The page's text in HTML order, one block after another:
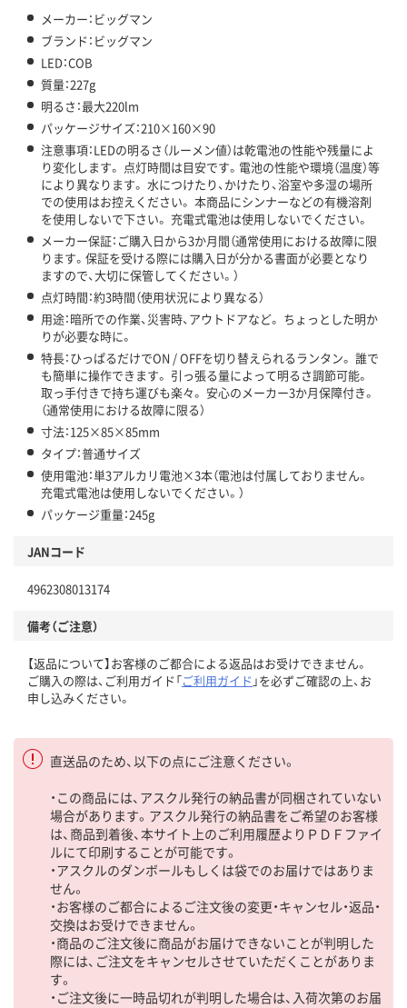
メーカー：ビッグマン
ブランド：ビッグマン
LED：COB
質量：227g
明るさ：最大220lm
パッケージサイズ：210×160×90
注意事項：LEDの明るさ（ルーメン値）は乾電池の性能や残量によ
り変化します。 点灯時間は目安です。電池の性能や環境（温度）等
により異なります。 水につけたり、かけたり、浴室や多湿の場所
での使用はお控えください。 本商品にシンナーなどの有機溶剤
を使用しないで下さい。 充電式電池は使用しないでください。
メーカー保証：ご購入日から3か月間（通常使用における故障に限
ります。保証を受ける際には購入日が分かる書面が必要となり
ますので、大切に保管してください。）
点灯時間：約3時間（使用状況により異なる）
用途：暗所での作業、災害時、アウトドアなど。 ちょっとした明か
りが必要な時に。
特長：ひっぱるだけでON / OFFを切り替えられるランタン。 誰で
も簡単に操作できます。 引っ張る量によって明るさ調節可能。
取っ手付きで持ち運びも楽々。 安心のメーカー3か月保障付き。
（通常使用における故障に限る）
寸法：125×85×85mm
タイプ：普通サイズ
使用電池：単3アルカリ電池×3本（電池は付属しておりません。
充電式電池は使用しないでください。）
パッケージ重量：245g
JANコード
4962308013174
備考（ご注意）
【返品について】お客様のご都合による返品はお受けできません。
ご購入の際は、ご利用ガイド「ご利用ガイド 」を必ずご確認の上、お
申し込みください。
直送品のため、以下の点にご注意ください。
・この商品には、アスクル発行の納品書が同梱されていない
場合があります。アスクル発行の納品書をご希望のお客様
は、商品到着後、本サイト上のご利用履歴よりＰＤＦファイ
ルにて印刷することが可能です。
・アスクルのダンボールもしくは袋でのお届けではありま
せん。
・お客様のご都合によるご注文後の変更・キャンセル・返品・
交換はお受けできません。
・商品のご注文後に商品がお届けできないことが判明した
際には、ご注文をキャンセルさせていただくことがありま
す。
・ご注文後に一時品切れが判明した場合は、入荷次第のお届